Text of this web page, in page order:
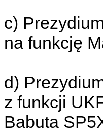
c)
na funkcję
d)
z funkcji
Babuta